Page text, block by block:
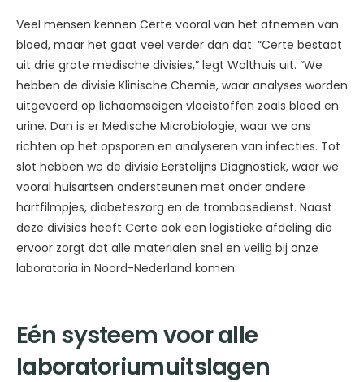
Veel mensen kennen Certe vooral van het afnemen van
bloed, maar het gaat veel verder dan dat. “Certe bestaat
uit drie grote medische divisies,” legt Wolthuis uit. “We
hebben de divisie Klinische Chemie, waar analyses worden
uitgevoerd op lichaamseigen vloeistoffen zoals bloed en
urine. Dan is er Medische Microbiologie, waar we ons
richten op het opsporen en analyseren van infecties. Tot
slot hebben we de divisie Eerstelijns Diagnostiek, waar we
vooral huisartsen ondersteunen met onder andere
hartfilmpjes, diabeteszorg en de trombosedienst. Naast
deze divisies heeft Certe ook een logistieke afdeling die
ervoor zorgt dat alle materialen snel en veilig bij onze
laboratoria in Noord-Nederland komen.
Eén systeem voor alle
laboratoriumuitslagen